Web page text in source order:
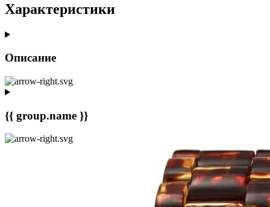
Характеристики
Описание
{{ group.name }}